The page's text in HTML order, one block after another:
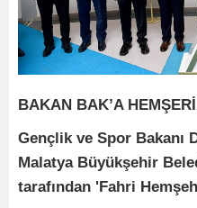
BAKAN BAK’A
Gençlik ve Spor Bakanı
Malatya Büyükşehir
tarafından 'Fahri